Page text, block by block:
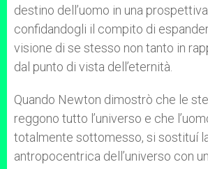
destino dell’uomo in una
confidandogli il compito di
visione di se stesso non tanto in
dal punto di vista dell’eternità.
Quando Newton dimostrò che le
reggono tutto l’universo e che
totalmente sottomesso, si sostituí
antropocentrica dell’universo con